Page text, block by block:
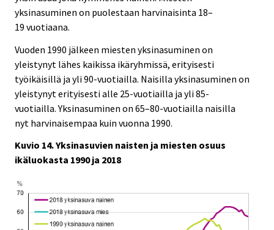
yksinasuminen on puolestaan harvinaisinta 18–
19 vuotiaana.
Vuoden 1990 jälkeen miesten yksinasuminen on
yleistynyt lähes kaikissa ikäryhmissä, erityisesti
työikäisillä ja yli 90-vuotiailla. Naisilla yksinasuminen on
yleistynyt erityisesti alle 25-vuotiailla ja yli 85-
vuotiailla. Yksinasuminen on 65–80-vuotiailla naisilla
nyt harvinaisempaa kuin vuonna 1990.
Kuvio 14. Yksinasuvien naisten ja miesten osuus
ikäluokasta 1990 ja 2018